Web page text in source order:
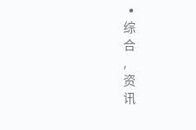
•
综
合
,
资
讯